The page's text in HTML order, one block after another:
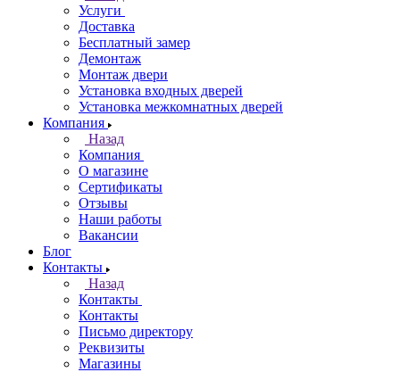
Услуги
Доставка
Бесплатный замер
Демонтаж
Монтаж двери
Установка входных дверей
Установка межкомнатных дверей
Компания
Назад
Компания
О магазине
Сертификаты
Отзывы
Наши работы
Вакансии
Блог
Контакты
Назад
Контакты
Контакты
Письмо директору
Реквизиты
Магазины